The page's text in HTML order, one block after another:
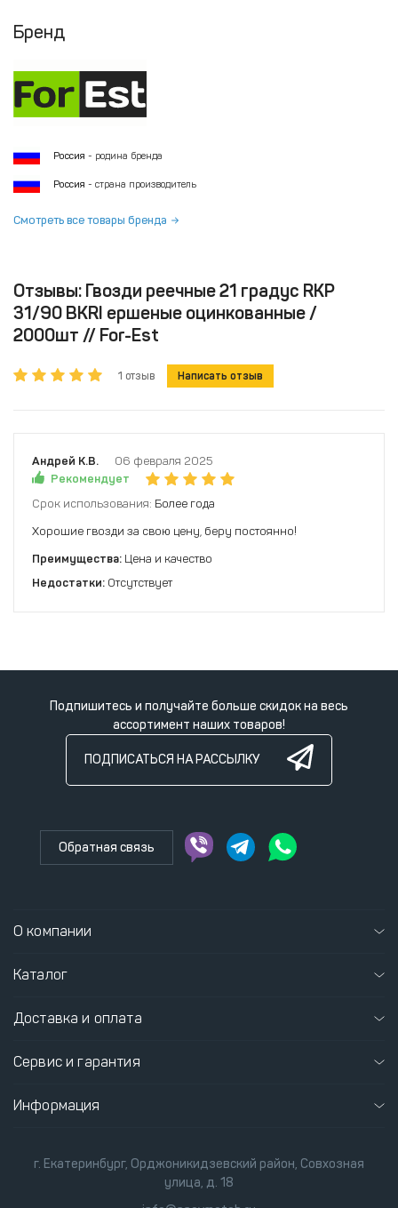
Бренд
Россия - родина бренда
Россия - страна производитель
Смотреть все товары бренда
Отзывы: Гвозди реечные 21 градус RKP
31/90 BKRI ершеные оцинкованные /
2000шт // For-Est
1 отзыв Написать отзыв
Андрей К.В.
06 февраля 2025
Рекомендует
Срок использования: Более года
Хорошие гвозди за свою цену, беру постоянно!
Преимущества: Цена и качество
Недостатки: Отсутствует
Подпишитесь и получайте больше скидок на весь
ассортимент наших товаров!
ПОДПИСАТЬСЯ НА РАССЫЛКУ
Обратная связь
О компании
Каталог
Доставка и оплата
Сервис и гарантия
Информация
г. Екатеринбург, Орджоникидзевский район, Совхозная
улица, д. 18